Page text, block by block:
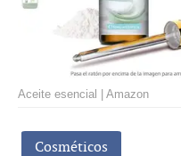
Aceite esencial | Amazon
Cosméticos